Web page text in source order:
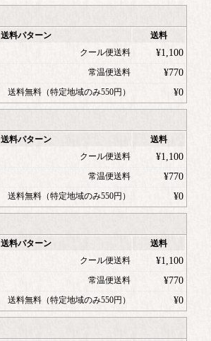
送料パターン
送料
クール便送料
¥1,100
常温便送料 ¥770
送料無料（特定地域のみ550円） ¥0
送料パターン
送料
クール便送料
¥1,100
常温便送料 ¥770
送料無料（特定地域のみ550円） ¥0
送料パターン
送料
クール便送料
¥1,100
常温便送料 ¥770
送料無料（特定地域のみ550円） ¥0